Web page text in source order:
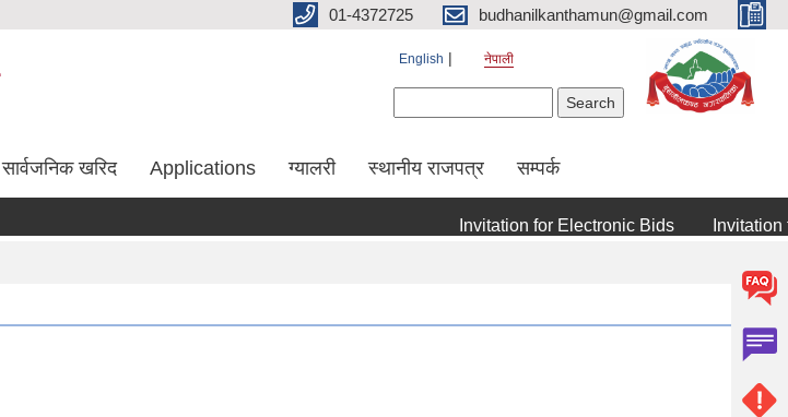
01-4372725 budhanilkanthamun@gmail.com
English नेपाली
सार्वजनिक खरिद Applications ग्यालरी स्थानीय राजपत्र सम्पर्क
Invitation for Electronic Bids Invitation